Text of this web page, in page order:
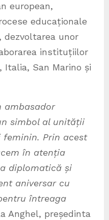
european,
educaționale
dezvoltarea unor
instituțiilor
Italia, San Marino și
ambasador
simbol al unității
Prin acest
în atenția
diplomatică și
aniversar cu
întreaga
Anghel, președinta